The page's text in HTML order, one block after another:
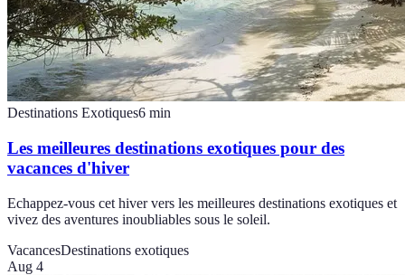
Destinations Exotiques6 min
Les meilleures destinations exotiques pour des
vacances d'hiver
Echappez-vous cet hiver vers les meilleures destinations exotiques et
vivez des aventures inoubliables sous le soleil.
VacancesDestinations exotiques
Aug 4